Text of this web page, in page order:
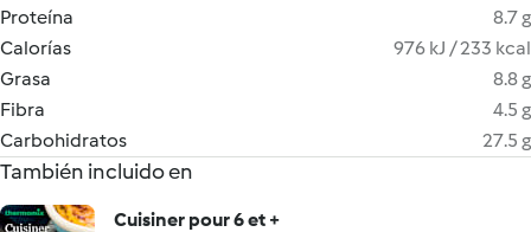
Proteína
8.7 g
Calorías
976 kJ / 233 kcal
Grasa
8.8 g
Fibra
4.5 g
Carbohidratos
27.5 g
También incluido en
Cuisiner pour 6 et +